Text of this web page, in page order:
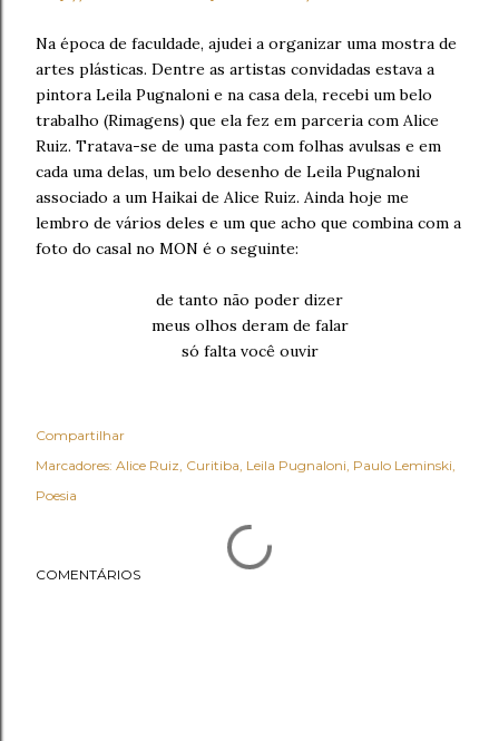
Na época de faculdade, ajudei a organizar uma mostra de
artes plásticas. Dentre as artistas convidadas estava a
pintora Leila Pugnaloni e na casa dela, recebi um belo
trabalho (Rimagens) que ela fez em parceria com Alice
Ruiz. Tratava-se de uma pasta com folhas avulsas e em
cada uma delas, um belo desenho de Leila Pugnaloni
associado a um Haikai de Alice Ruiz. Ainda hoje me
lembro de vários deles e um que acho que combina com a
foto do casal no MON é o seguinte:
de tanto não poder dizer
meus olhos deram de falar
só falta você ouvir
Compartilhar
Marcadores: Alice Ruiz Curitiba Leila Pugnaloni Paulo Leminski
Poesia
COMENTÁRIOS